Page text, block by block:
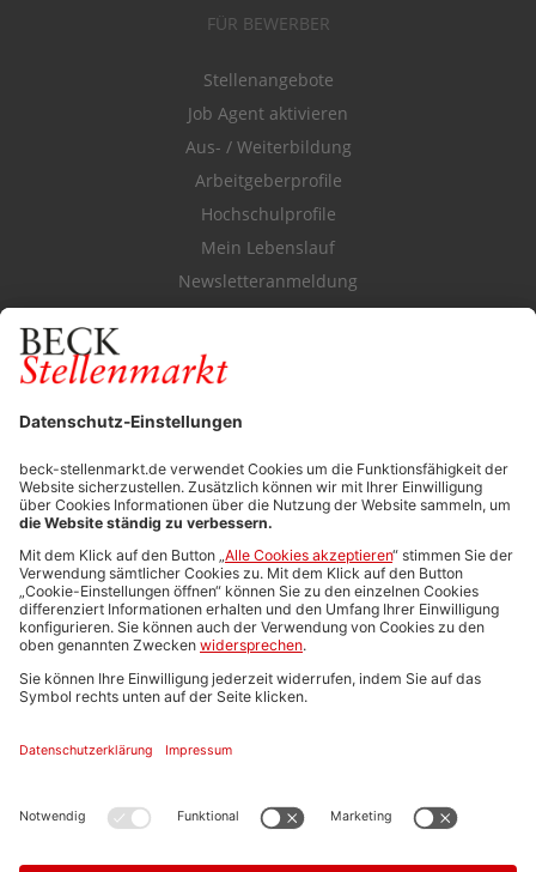
FÜR BEWERBER
Stellenangebote
Job Agent aktivieren
Aus- / Weiterbildung
Arbeitgeberprofile
Hochschulprofile
Mein Lebenslauf
Newsletteranmeldung
Durchsuchen Sie den Stellenkatalog
FÜR ARBEITGEBER
Stellenmarktpreise
Anzeigen-AGB
Media-Daten
Newsletteranmeldung
Produktübersicht
ALLGEMEIN
FAQs
Impressum
Stellenangebote C.H.BECK